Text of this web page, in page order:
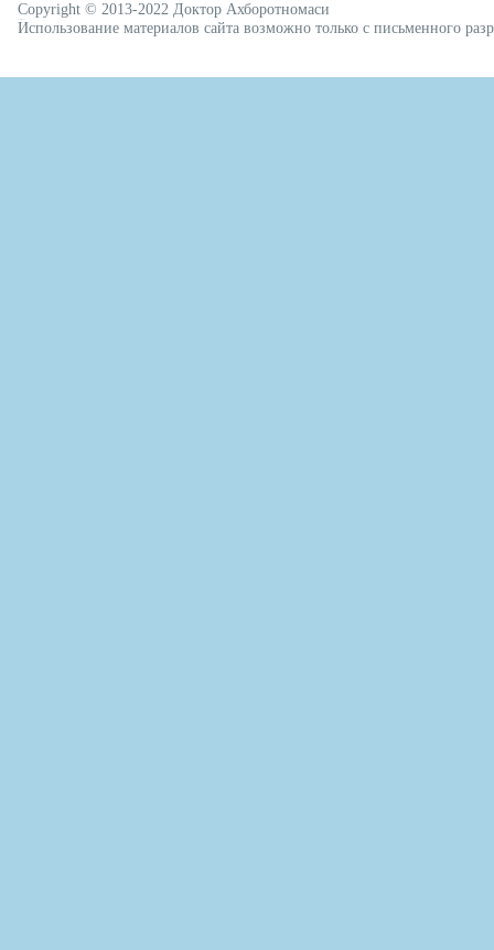
Copyright © 2013-2022 Доктор Ахборотномаси
Использование материалов сайта возможно только с письменного